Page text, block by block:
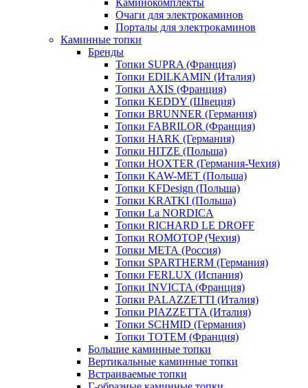
Каминокомплекты
Очаги для электрокаминов
Порталы для электрокаминов
Каминные топки
Бренды
Топки SUPRA (Франция)
Топки EDILKAMIN (Италия)
Топки AXIS (Франция)
Топки KEDDY (Швеция)
Топки BRUNNER (Германия)
Топки FABRILOR (Франция)
Топки HARK (Германия)
Топки HITZE (Польша)
Топки HOXTER (Германия-Чехия)
Топки KAW-MET (Польша)
Топки KFDesign (Польша)
Топки KRATKI (Польша)
Топки La NORDICA
Топки RICHARD LE DROFF
Топки ROMOTOP (Чехия)
Топки МЕТА (Россия)
Топки SPARTHERM (Германия)
Топки FERLUX (Испания)
Топки INVICTA (Франция)
Топки PALAZZETTI (Италия)
Топки PIAZZETTA (Италия)
Топки SCHMID (Германия)
Топки TOTEM (Франция)
Большие каминные топки
Вертикальные каминные топки
Встраиваемые топки